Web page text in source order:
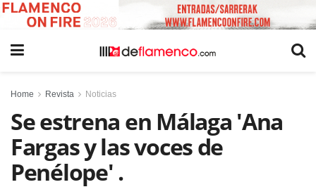
Home Revista Noticias
Se estrena en Málaga 'Ana
Fargas y las voces de
Penélope' .